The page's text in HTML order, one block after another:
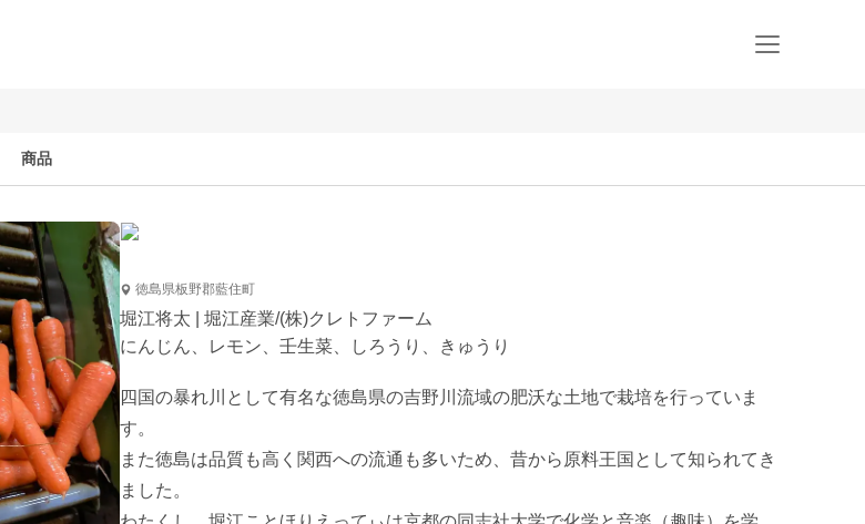
商品
徳島県板野郡藍住町
堀江将太 | 堀江産業/(株)クレトファーム
にんじん、レモン、壬生菜、しろうり、きゅうり
四国の暴れ川として有名な徳島県の吉野川流域の肥沃な土地で栽培を行っていま
す。
また徳島は品質も高く関西への流通も多いため、昔から原料王国として知られてき
ました。